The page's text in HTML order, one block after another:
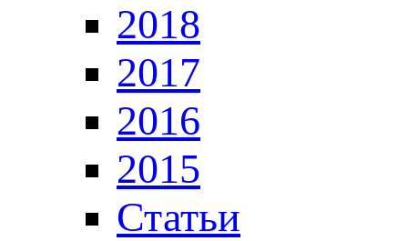
2018
2017
2016
2015
Статьи